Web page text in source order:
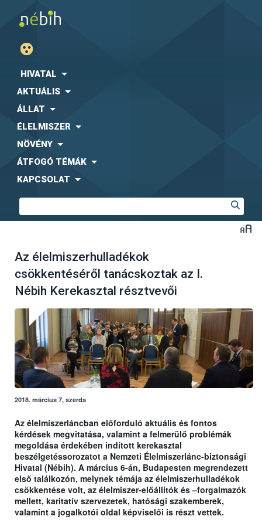
HIVATAL
AKTUÁLIS
ÁLLAT
ÉLELMISZER
NÖVÉNY
ÁTFOGÓ TÉMÁK
KAPCSOLAT
Az élelmiszerhulladékok
csökkentéséről tanácskoztak az I.
Nébih Kerekasztal résztvevői
2018. március 7, szerda
Az élelmiszerláncban előforduló aktuális és fontos
kérdések megvitatása, valamint a felmerülő problémák
megoldása érdekében indított kerekasztal
beszélgetéssorozatot a Nemzeti Élelmiszerlánc-biztonsági
Hivatal (Nébih). A március 6-án, Budapesten megrendezett
első találkozón, melynek témája az élelmiszerhulladékok
csökkentése volt, az élelmiszer-előállítók és –forgalmazók
mellett, karitatív szervezetek, hatósági szakemberek,
valamint a jogalkotói oldal képviselői is részt vettek.